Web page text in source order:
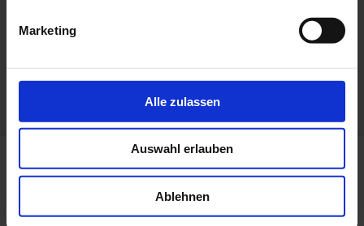
Marketing
Alle zulassen
Auswahl erlauben
Ablehnen
Anforderungen von Verkaufs- und Präsentationsflächen.